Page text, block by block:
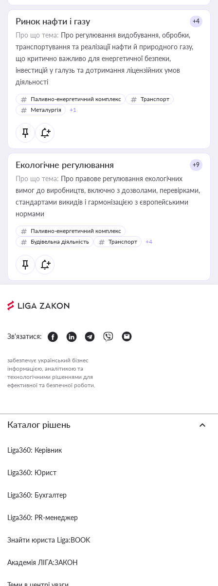
Ринок нафти і газу +4
Про що тема: Про регулювання видобування, обробки,
транспортування та реалізації нафти й природного газу,
що критично важливо для енергетичної безпеки,
інвестицій у галузь та дотримання ліцензійних умов
діяльності
Паливно-енергетичний комплекс
Транспорт
Металургія
+1
Екологічне регулювання +9
Про що тема: Про правове регулювання екологічних
вимог до виробництв, включно з дозволами, перевірками,
стандартами викидів і гармонізацією з європейськими
нормами
Паливно-енергетичний комплекс
Будівельна діяльність
Транспорт +4
Зв'язатися:
забезпечує український бізнес
інформацією, аналітикою та
технологічними рішеннями для
ефективної та безпечної роботи.
Каталог рішень
Liga360: Керівник
Liga360: Юрист
Liga360: Бухгалтер
Liga360: PR-менеджер
Знайти юриста Liga:BOOK
Академія ЛІГА:ЗАКОН